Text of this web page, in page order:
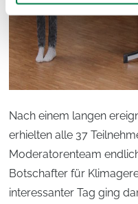
Nach einem langen
erhielten alle 37
Moderatorenteam
Botschafter für
interessanter Tag ging